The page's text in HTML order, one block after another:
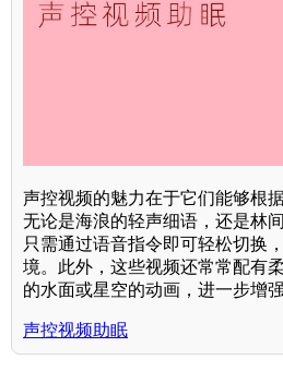
声控视频的魅力在于它们能够根
无论是海浪的轻声细语，还是林
只需通过语音指令即可轻松切换
境。此外，这些视频还常常配有
的水面或星空的动画，进一步增
声控视频助眠